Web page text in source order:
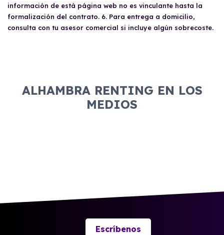
información de está página web no es vinculante hasta la
formalización del contrato. 6. Para entrega a domicilio,
consulta con tu asesor comercial si incluye algún sobrecoste.
ALHAMBRA RENTING EN LOS
MEDIOS
Escríbenos